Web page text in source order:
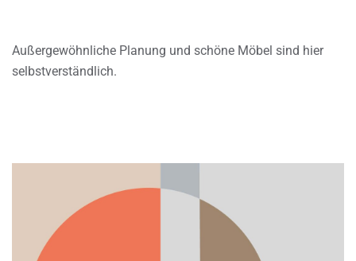
Außergewöhnliche Planung und schöne Möbel sind hier
selbstverständlich.